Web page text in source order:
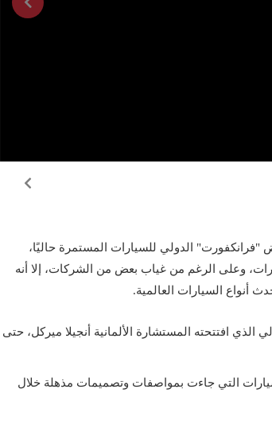
الدولي للسيارات المستمرة حاليًا،
وعلى الرغم من غياب بعض من الشركات، إلا أنه
أنواع السيارات العالمية.
افتتحته المستشارة الألمانية أنجيلا ميركل، حتى
التي جاءت بمواصفات وتصميمات مذهلة خلال